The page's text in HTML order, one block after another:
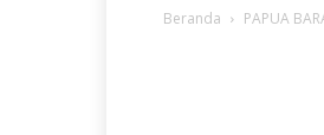
Beranda PAPUA